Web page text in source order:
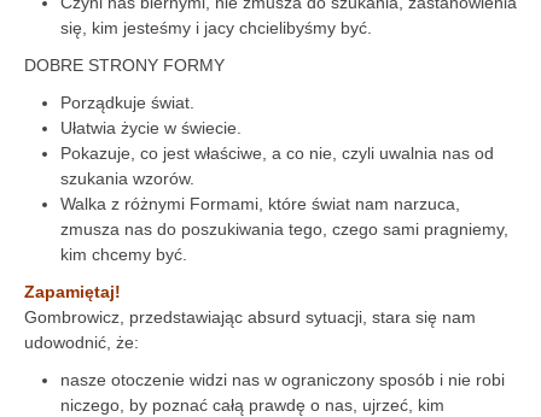
się, kim jesteśmy i jacy chcielibyśmy być.
DOBRE STRONY FORMY
Porządkuje świat.
Ułatwia życie w świecie.
Pokazuje, co jest właściwe, a co nie, czyli uwalnia nas od
szukania wzorów.
Walka z różnymi Formami, które świat nam narzuca,
zmusza nas do poszukiwania tego, czego sami pragniemy,
kim chcemy być.
Zapamiętaj!
Gombrowicz, przedstawiając absurd sytuacji, stara się nam
udowodnić, że:
nasze otoczenie widzi nas w ograniczony sposób i nie robi
niczego, by poznać całą prawdę o nas, ujrzeć, kim